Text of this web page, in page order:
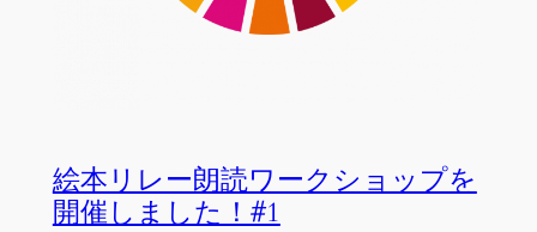
絵本リレー朗読ワークショップを
開催しました！#1